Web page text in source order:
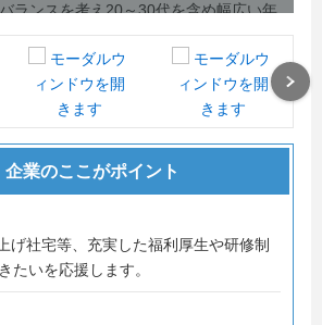
ランスを考え20～30代を含め幅広い年
しています。
いるのが“新卒”。経験や資格等は関係
かり学べる方」を必要としています。
材を特に必要としています。現場理解
関わる中核ポジションとして活躍いた
生が充実しており、Netflix見放題、奨
多くあります。
企業のここがポイント
げ社宅等、充実した福利厚生や研修制
たいを応援します。